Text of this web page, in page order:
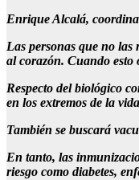
Enrique Alcalá,
Las personas que no
al corazón. Cuando
Respecto del biológico
en los extremos de la
También se buscará
En tanto, las
riesgo como diabetes,